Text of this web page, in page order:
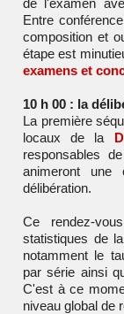
Entre
composition et
étape est
examens et
10 h 00 : la
La première
locaux de la
responsables
animeront une
délibération.
Ce rendez-
statistiques de
notamment le
par série ainsi
C'est à ce
niveau global de